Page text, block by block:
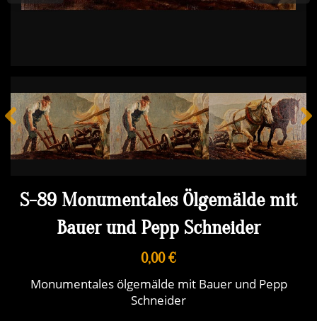
S-89 Monumentales Ölgemälde mit
Bauer und Pepp Schneider
0,00 €
Monumentales ölgemälde mit Bauer und Pepp
Schneider